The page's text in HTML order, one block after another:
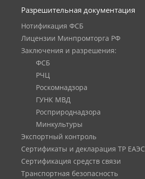
Разрешительная документация
Нотификация ФСБ
Лицензии Минпромторга РФ
Заключения и разрешения:
ФСБ
РЧЦ
Роскомнадзора
ГУНК МВД
Росприроднадзора
Минкультуры
Экспортный контроль
Сертификаты и декларация ТР ЕАЭС
Сертификация средств связи
Транспортная безопасность